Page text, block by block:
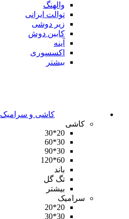
والهنگ
توالت ایرانی
زیر دوشی
کابین دوش
آینه
اکسسوری
بیشتر
کاشی و سرامیک
کاشی
20*30
30*60
30*90
60*120
باند
تگ گل
بیشتر
سرامیک
20*20
30*30